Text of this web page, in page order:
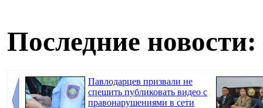
Последние новости:
Павлодарцев призвали не
спешить публиковать видео с
правонарушениями в сети